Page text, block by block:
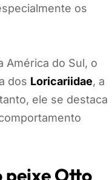
os
América do Sul, o
dos Loricariidae, a
ele se destaca